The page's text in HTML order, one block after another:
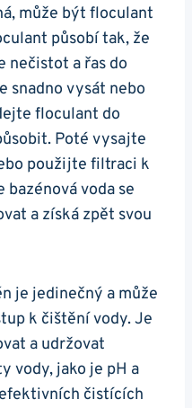
může být floculant
působí tak, že
nečistot a řas do
snadno vysát nebo
floculant do
Poté vysajte
použijte filtraci k
bazénová voda se
a získá zpět svou
je jedinečný a může
k čištění vody. Je
a udržovat
vody, jako je pH a
čistících